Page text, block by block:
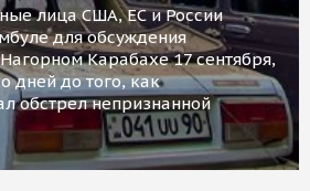
лица США, ЕС и России
для обсуждения
Карабахе 17 сентября,
дней до того, как
обстрел непризнанной